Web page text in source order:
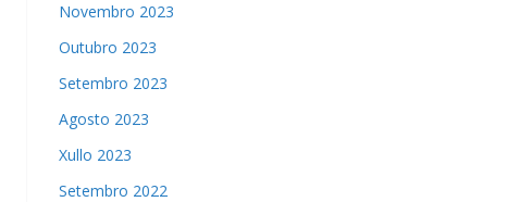
Novembro 2023
Outubro 2023
Setembro 2023
Agosto 2023
Xullo 2023
Setembro 2022